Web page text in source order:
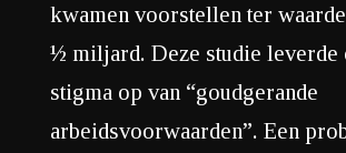
kwamen voorstellen ter
½ miljard. Deze studie leverde
stigma op van “goudgerande
arbeidsvoorwaarden”. Een